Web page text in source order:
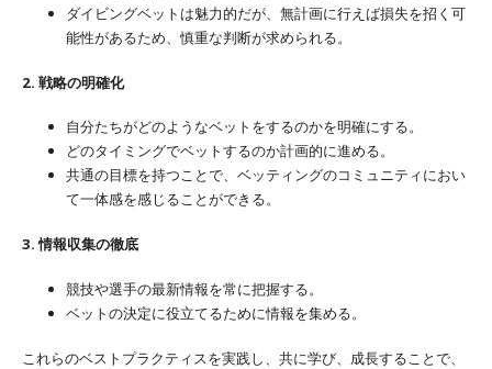
ダイビングベットは魅力的だが、無計画に行えば損失を招く可
能性があるため、慎重な判断が求められる。
2. 戦略の明確化
自分たちがどのようなベットをするのかを明確にする。
どのタイミングでベットするのか計画的に進める。
共通の目標を持つことで、ベッティングのコミュニティにおい
て一体感を感じることができる。
3. 情報収集の徹底
競技や選手の最新情報を常に把握する。
ベットの決定に役立てるために情報を集める。
これらのベストプラクティスを実践し、共に学び、成長することで、